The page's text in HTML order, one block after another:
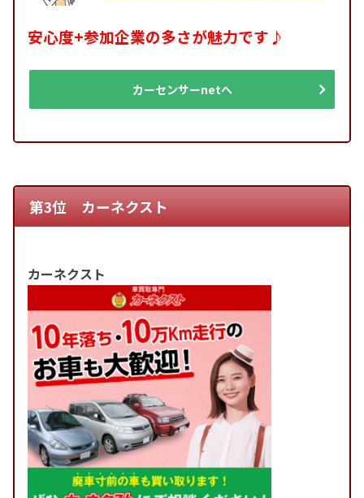
安心度+参加企業の多さが魅力です♪
カーセンサーnetへ
第3位 カーネクスト
カーネクスト